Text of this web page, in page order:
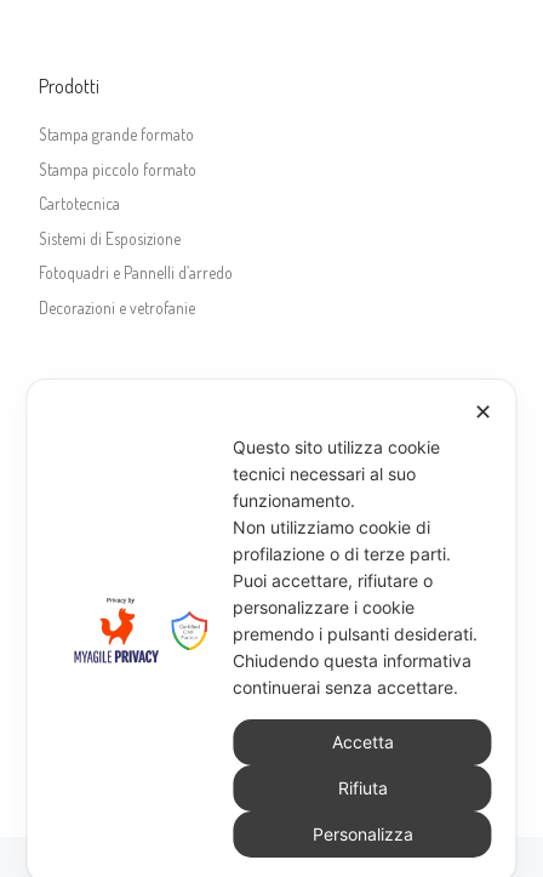
Prodotti
Stampa grande formato
Stampa piccolo formato
Cartotecnica
Sistemi di Esposizione
Fotoquadri e Pannelli d’arredo
Decorazioni e vetrofanie
✕
Questo sito utilizza cookie
tecnici necessari al suo
funzionamento.
Non utilizziamo cookie di
profilazione o di terze parti.
Puoi accettare, rifiutare o
personalizzare i cookie
premendo i pulsanti desiderati.
Chiudendo questa informativa
continuerai senza accettare.
Accetta
Rifiuta
Personalizza